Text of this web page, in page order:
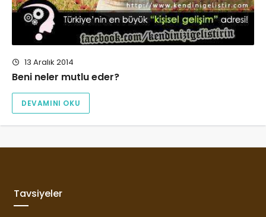
13 Aralık 2014
Beni neler mutlu eder?
DEVAMINI OKU
Tavsiyeler